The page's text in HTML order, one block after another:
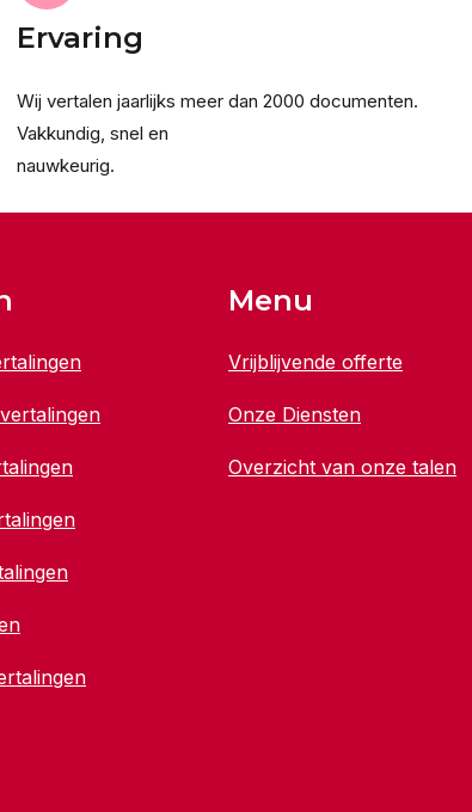
Ervaring
Wij vertalen jaarlijks meer dan 2000 documenten.
Vakkundig, snel en
nauwkeurig.
Menu
Vrijblijvende offerte
Onze Diensten
Overzicht van onze talen